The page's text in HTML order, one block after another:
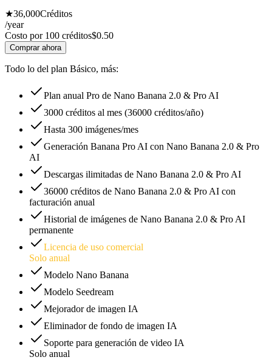
★36,000Créditos
/year
Costo por 100 créditos$0.50
Comprar ahora
Todo lo del plan Básico, más:
Plan anual Pro de Nano Banana 2.0 & Pro AI
3000 créditos al mes (36000 créditos/año)
Hasta 300 imágenes/mes
Generación Banana Pro AI con Nano Banana 2.0 & Pro
AI
Descargas ilimitadas de Nano Banana 2.0 & Pro AI
36000 créditos de Nano Banana 2.0 & Pro AI con
facturación anual
Historial de imágenes de Nano Banana 2.0 & Pro AI
permanente
Licencia de uso comercial
Solo anual
Modelo Nano Banana
Modelo Seedream
Mejorador de imagen IA
Eliminador de fondo de imagen IA
Soporte para generación de video IA
Solo anual